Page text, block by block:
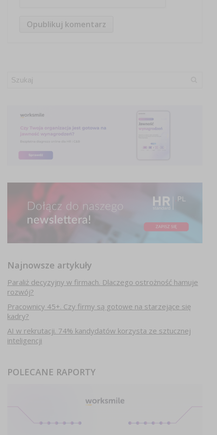
Najnowsze artykuły
Paraliż decyzyjny w firmach. Dlaczego ostrożność hamuje
rozwój?
Pracownicy 45+. Czy firmy są gotowe na starzejące się
kadry?
AI w rekrutacji. 74% kandydatów korzysta ze sztucznej
inteligencji
POLECANE RAPORTY